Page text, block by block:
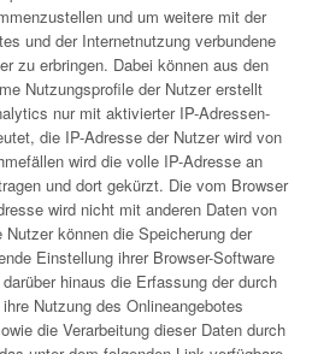
und um weitere mit der
und der Internetnutzung verbundene
zu erbringen. Dabei können aus den
Nutzungsprofile der Nutzer erstellt
nur mit aktivierter IP-Adressen-
die IP-Adresse der Nutzer wird von
wird die volle IP-Adresse an
und dort gekürzt. Die vom Browser
wird nicht mit anderen Daten von
können die Speicherung der
Einstellung ihrer Browser-Software
hinaus die Erfassung der durch
Nutzung des Onlineangebotes
die Verarbeitung dieser Daten durch